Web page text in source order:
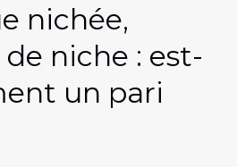
nichée,
niche : est-
un pari